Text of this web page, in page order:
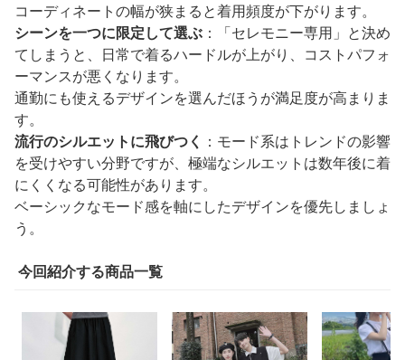
コーディネートの幅が狭まると着用頻度が下がります。
シーンを一つに限定して選ぶ ：「セレモニー専用」と決め
てしまうと、日常で着るハードルが上がり、コストパフォ
ーマンスが悪くなります。
通勤にも使えるデザインを選んだほうが満足度が高まりま
す。
流行のシルエットに飛びつく ：モード系はトレンドの影響
を受けやすい分野ですが、極端なシルエットは数年後に着
にくくなる可能性があります。
ベーシックなモード感を軸にしたデザインを優先しましょ
う。
今回紹介する商品一覧